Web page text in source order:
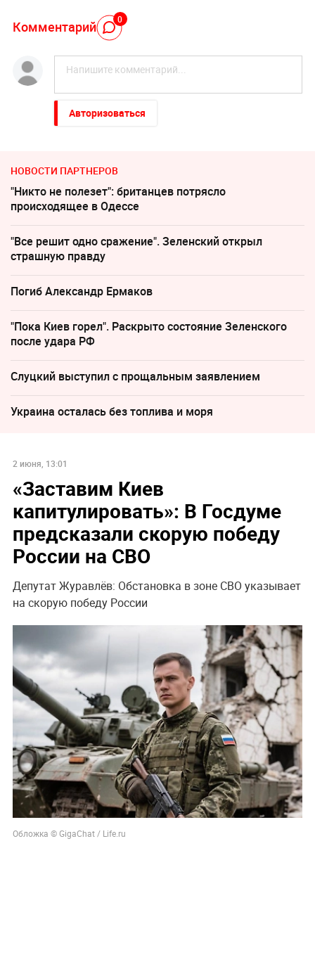
Комментарий 0
Авторизоваться
НОВОСТИ ПАРТНЕРОВ
"Никто не полезет": британцев потрясло
происходящее в Одессе
"Все решит одно сражение". Зеленский открыл
страшную правду
Погиб Александр Ермаков
"Пока Киев горел". Раскрыто состояние Зеленского
после удара РФ
Слуцкий выступил с прощальным заявлением
Украина осталась без топлива и моря
2 июня, 13:01
«Заставим Киев
капитулировать»: В Госдуме
предсказали скорую победу
России на СВО
Депутат Журавлёв: Обстановка в зоне СВО указывает
на скорую победу России
Обложка © GigaChat / Life.ru